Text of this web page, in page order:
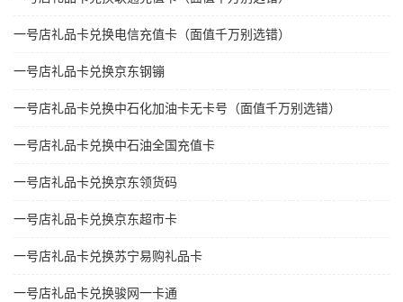
一号店礼品卡兑换电信充值卡（面值千万别选错）
一号店礼品卡兑换京东钢镚
一号店礼品卡兑换中石化加油卡无卡号（面值千万别选错）
一号店礼品卡兑换中石油全国充值卡
一号店礼品卡兑换京东领货码
一号店礼品卡兑换京东超市卡
一号店礼品卡兑换苏宁易购礼品卡
一号店礼品卡兑换骏网一卡通